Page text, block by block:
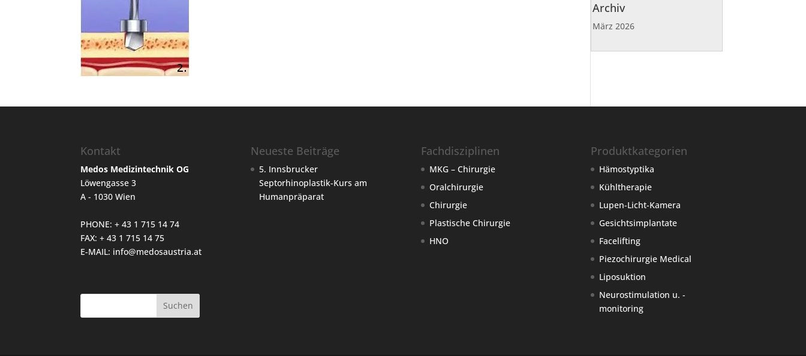
Archiv
März 2026
Kontakt
Medos Medizintechnik OG
Löwengasse 3
A - 1030 Wien
PHONE: + 43 1 715 14 74
FAX: + 43 1 715 14 75
E-MAIL: info@medosaustria.at
Neueste Beiträge
5. Innsbrucker
Septorhinoplastik-Kurs am
Humanpräparat
Fachdisziplinen
MKG – Chirurgie
Oralchirurgie
Chirurgie
Plastische Chirurgie
HNO
Produktkategorien
Hämostyptika
Kühltherapie
Lupen-Licht-Kamera
Gesichtsimplantate
Facelifting
Piezochirurgie Medical
Liposuktion
Neurostimulation u. -
monitoring